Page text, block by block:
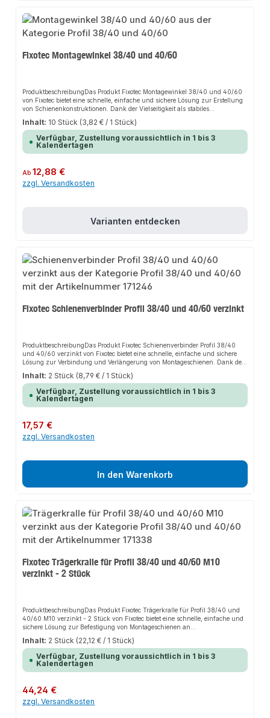
Fixotec Montagewinkel 38/40 und 40/60
ProduktbeschreibungDas Produkt Fixotec Montagewinkel 38/40 und 40/60
von Fixotec bietet eine schnelle, einfache und sichere Lösung zur Erstellung
von Schienenkonstruktionen. Dank der Vielseitigkeit als stabiles
Verbindungselement sorgt es für perfekten Halt und passt sich flexibel an
verschiedene Anwendungsbereiche an. Das robuste Design und die einfache
Montage machen dieses Produkt zu einer zuverlässigen Wahl für jede
Installation.EigenschaftenRobustes DesignEinfache MontageVielseitig
einsetzbarHohe
detechnikProduktdatenMaterial: Verzinkter StahlOberfläche:
KorrosionsbeständigKompatibilität: Profil 38/40 und 40/60In unserem
Sortiment finden Sie auch passende Zubehörteile sowie weitere Produkte für
Inhalt: 10 Stück (3,82 € / 1 Stück)
Verfügbar, Zustellung voraussichtlich in 1 bis 3
Kalendertagen
Regulärer Preis:
Ab12,88 €
zzgl. Versandkosten
Varianten entdecken
Fixotec Schienenverbinder Profil 38/40 und 40/60 verzinkt
ProduktbeschreibungDas Produkt Fixotec Schienenverbinder Profil 38/40
und 40/60 verzinkt von Fixotec bietet eine schnelle, einfache und sichere
Lösung zur Verbindung und Verlängerung von Montageschienen. Dank der
hohen Stabilität sorgt es für perfekten Halt und passt sich flexibel an
verschiedene Anwendungsbereiche an. Das robuste Design und die einfache
Montage machen dieses Produkt zu einer zuverlässigen Wahl für jede
Installation.EigenschaftenRobustes DesignEinfache MontageHohe
StabilitätKorrosionsbeständigAnwendungsbereicheRohrleitungenBauteileMo
StahlOberfläche: KorrosionsbeständigKompatibilität: Profil 38/40 und
40/60In unserem Sortiment finden Sie auch passende Zubehörteile sowie
weitere Produkte für den Anschluss.
Inhalt: 2 Stück (8,79 € / 1 Stück)
Verfügbar, Zustellung voraussichtlich in 1 bis 3
Kalendertagen
Regulärer Preis:
17,57 €
zzgl. Versandkosten
In den Warenkorb
Fixotec Trägerkralle für Profil 38/40 und 40/60 M10
verzinkt - 2 Stück
ProduktbeschreibungDas Produkt Fixotec Trägerkralle für Profil 38/40 und
40/60 M10 verzinkt - 2 Stück von Fixotec bietet eine schnelle, einfache und
sichere Lösung zur Befestigung von Montageschienen an
Trägerkonstruktionen. Dank der unterschiedlichen Längen der Krallenseiten
sorgt es für perfekten Halt und passt sich flexibel an verschiedene
Anwendungsbereiche an. Das robuste Design und die einfache Montage
machen dieses Produkt zu einer zuverlässigen Wahl für jede
Installation.EigenschaftenRobustes DesignEinfache
TrägerAnwendungsbereicheRohrleitungenBauteileMontageschienenGebäude
technikProduktdatenMaterial: Verzinkter StahlOberfläche:
KorrosionsbeständigKompatibilität: Profil 38/40 und 40/60In unserem
Inhalt: 2 Stück (22,12 € / 1 Stück)
Verfügbar, Zustellung voraussichtlich in 1 bis 3
Kalendertagen
Regulärer Preis:
44,24 €
zzgl. Versandkosten